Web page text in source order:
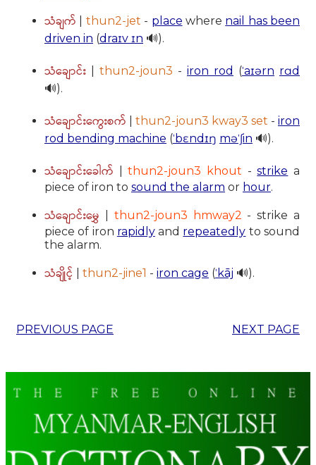
သံချက် thun2-jet - place where nail has been
driven in (draɪv ɪn 🔊).
သံချောင်း thun2-joun3 - iron rod (ˈaɪərn rɑd
🔊).
သံချောင်းကွေးစက် thun2-joun3 kway3 set - iron
rod bending machine (ˈbɛndɪŋ məˈʃin 🔊).
သံချောင်းခေါက် |thun2-joun3 khout -strike a
piece of iron to sound the alarm or hour.
သံချောင်းမွှေ thun2-joun3 hmway2 - strike a
piece of iron rapidlyand repeatedly to sound
the alarm.
သံချိုင့် thun2-jine1 - iron cage (ˈkāj 🔊).
PREVIOUS PAGE NEXT PAGE